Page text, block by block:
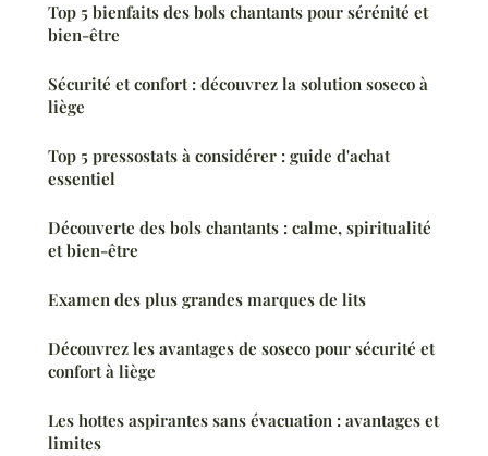
Top 5 bienfaits des bols chantants pour sérénité et
bien-être
Sécurité et confort : découvrez la solution soseco à
liège
Top 5 pressostats à considérer : guide d'achat
essentiel
Découverte des bols chantants : calme, spiritualité
et bien-être
Examen des plus grandes marques de lits
Découvrez les avantages de soseco pour sécurité et
confort à liège
Les hottes aspirantes sans évacuation : avantages et
limites